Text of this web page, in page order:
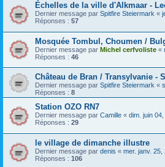
Échelles de la ville d'Alkmaar -
Dernier message par Spitfire Steiermark «
Réponses : 57
Mosquée Tombul, Choumen /
Dernier message par Michel cerfvoliste «
Réponses : 46
Château de Bran / Transylvanie -
Dernier message par Spitfire Steiermark «
Réponses : 8
Station OZO RN7
Dernier message par Camille « dim. juin
Réponses : 29
le village de dimanche illustre
Dernier message par denis « mer. janv. 25,
Réponses : 106